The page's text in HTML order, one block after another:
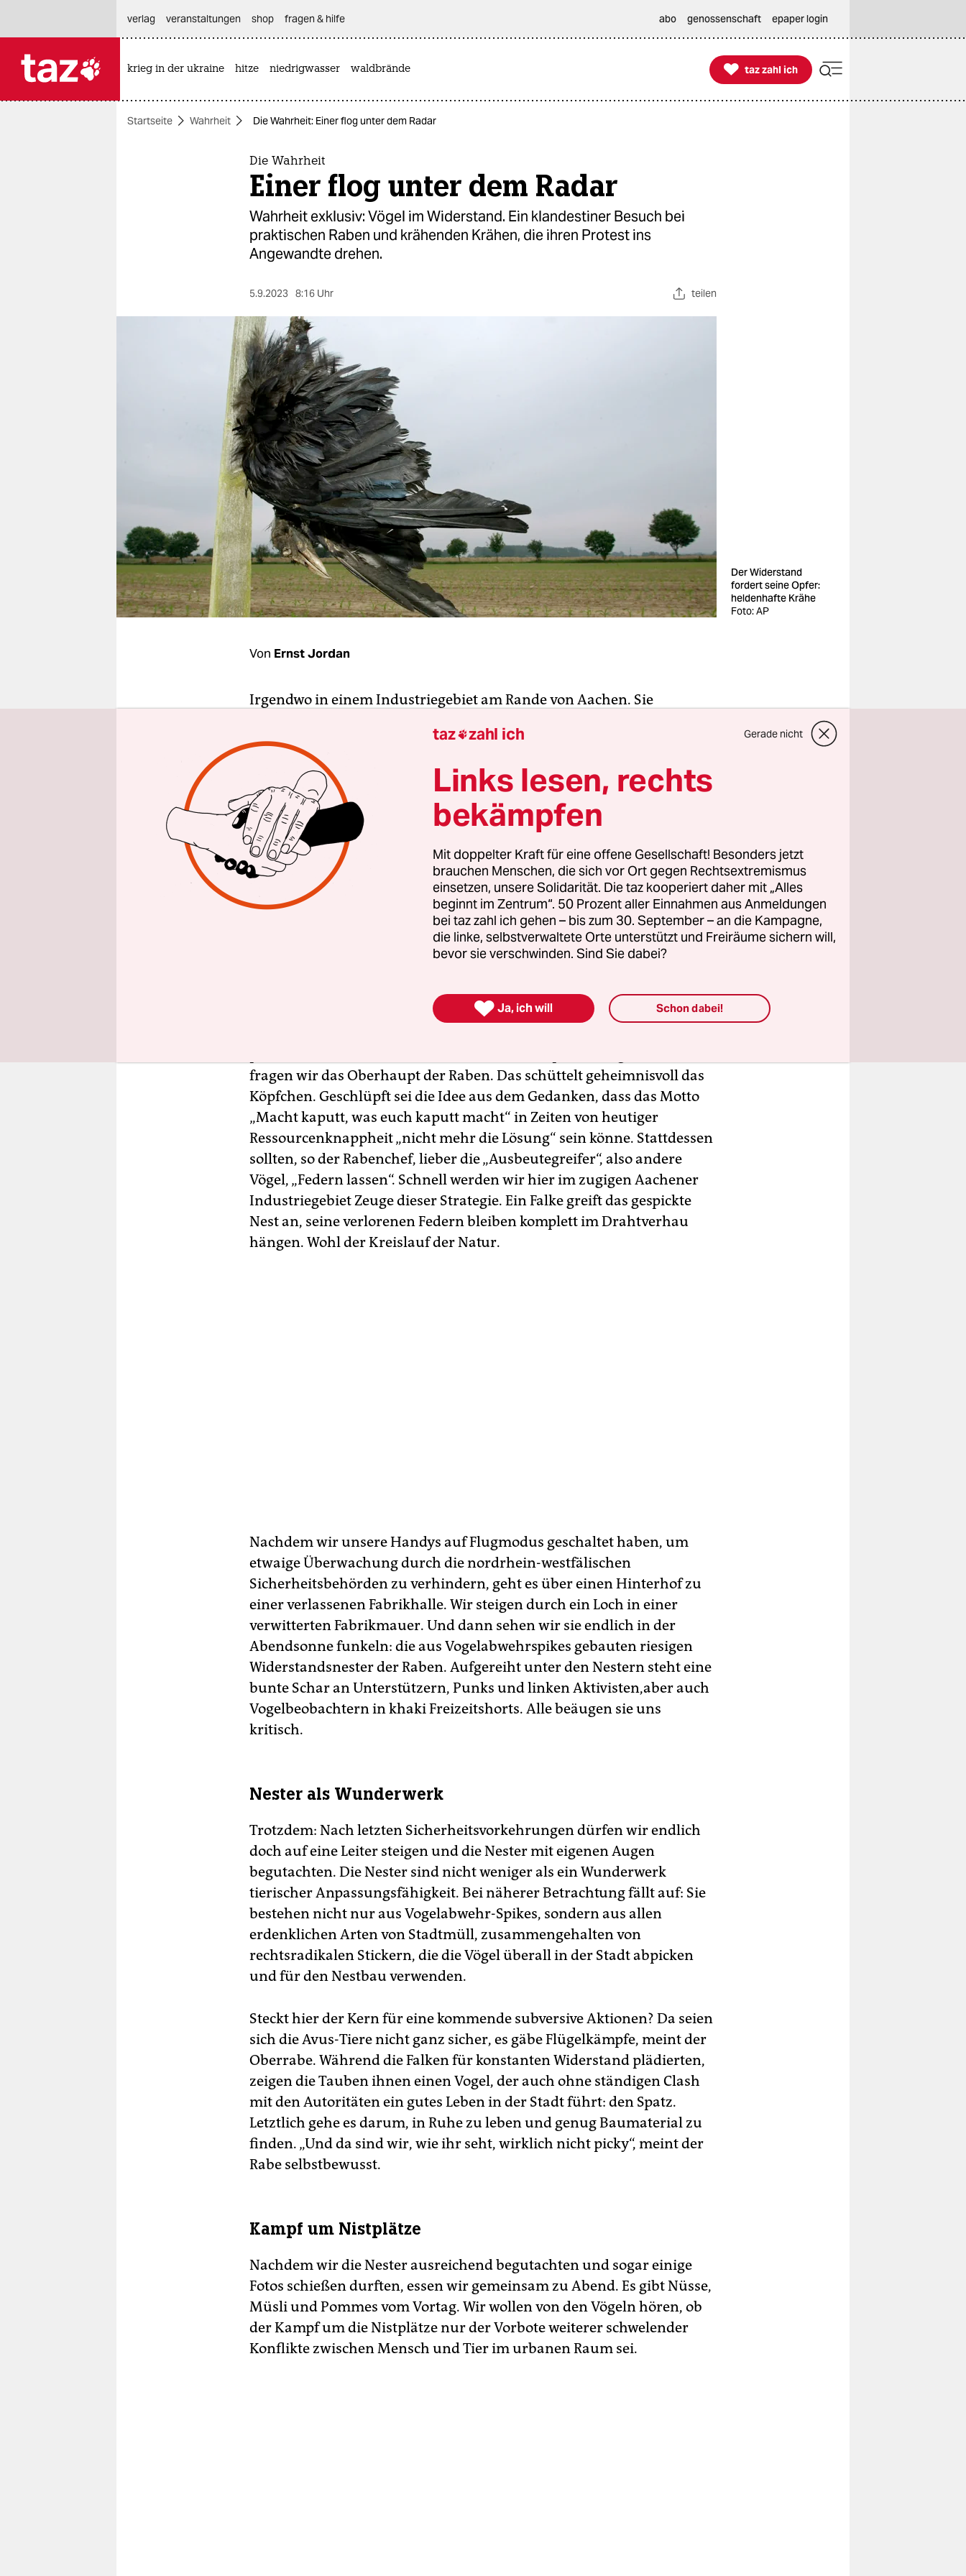
themen
fragen & hilfe
unterstützen
abo
genossenschaft
verlag
veranstaltungen shop fragen & hilfe abo genossenschaft epaper login
krieg in der ukraine hitze niedrigwasser waldbrände 
taz zahl ich
taz zahl ich
Startseite Wahrheit Die Wahrheit: Einer flog unter dem Radar
Die Wahrheit
Einer flog unter dem Radar
Wahrheit exklusiv: Vögel im Widerstand. Ein klandestiner Besuch bei
praktischen Raben und krähenden Krähen, die ihren Protest ins
Angewandte drehen.
5.9.2023 8:16 Uhr teilen
Der Widerstand
fordert seine Opfer:
heldenhafte Krähe
Foto: AP
Von Ernst Jordan
Irgendwo in einem Industrie­gebiet am Rande von Aachen. Sie
Widerständler dürfen wir hier nicht verraten. Das ist die Bedingung
für unseren Besuch bei diesem ganz besonderen Vogelschlag – Raben,
die sich wehren. Denn wo andere Vögel aus Protest gegen
Energieverschwendung aktivistisch sinnlos gegen einfachverglaste
Fenster fliegen oder sich ihre Wut beim Scheißen auf Auto­dächer
erschöpft, drehen die Aachener Raben den Protest ins Angewandte: Sie
bauen aus Vogelabwehrspießen Nester. Weshalb sie bereits nach
eigenen Angaben ins Fadenkreuz der nordrhein-westfälischen
Sicherheitsorgane geraten sind.
Entsprechend schwierig gestaltet sich im Vorfeld unseres
Messenger Pidgin für ein Treffen. Denn die klandestinen Raben lassen
sich eben nur äußerst ungern in die Karten schauen. „Aus
fragen wir das Oberhaupt der Raben. Das schüttelt geheimnisvoll das
Köpfchen. Geschlüpft sei die Idee aus dem Gedanken, dass das Motto
„Macht kaputt, was euch kaputt macht“ in Zeiten von heutiger
Ressourcenknappheit „nicht mehr die Lösung“ sein könne. Stattdessen
sollten, so der Rabenchef, lieber die „Ausbeutegreifer“, also andere
Vögel, „Federn lassen“. Schnell werden wir hier im zugigen Aachener
Industrie­gebiet Zeuge dieser Strategie. Ein Falke greift das gespickte
Nest an, seine verlorenen Federn bleiben komplett im Drahtverhau
hängen. Wohl der Kreislauf der Natur.
Nachdem wir unsere Handys auf Flugmodus geschaltet haben, um
etwaige Überwachung durch die nordrhein-westfälischen
Sicherheitsbehörden zu verhindern, geht es über einen Hinterhof zu
einer verlassenen Fabrikhalle. Wir steigen durch ein Loch in einer
verwitterten Fabrikmauer. Und dann sehen wir sie endlich in der
Abendsonne funkeln: die aus Vogelabwehrspikes gebauten riesigen
Widerstandsnester der Raben. Aufgereiht unter den Nestern steht eine
bunte Schar an Unterstützern, Punks und linken Aktivisten,aber auch
Vogel­beobachtern in khaki Freizeitshorts. Alle beäugen sie uns
kritisch.
Nester als Wunderwerk
Trotzdem: Nach letzten Sicherheitsvorkehrungen dürfen wir endlich
doch auf eine Leiter steigen und die Nester mit eigenen Augen
begutachten. Die Nester sind nicht weniger als ein Wunderwerk
tierischer Anpassungsfähigkeit. Bei näherer Betrachtung fällt auf: Sie
bestehen nicht nur aus Vogelabwehr-Spikes, sondern aus allen
erdenklichen Arten von Stadtmüll, zusammengehalten von
rechtsradikalen Stickern, die die Vögel überall in der Stadt ab­picken
und für den Nestbau verwenden.
Steckt hier der Kern für eine kommende subversive Aktionen? Da seien
sich die Avus-Tiere nicht ganz sicher, es gäbe Flügelkämpfe, meint der
Oberrabe. Während die Falken für konstanten Widerstand plädierten,
zeigen die Tauben ihnen einen Vogel, der auch ohne ständigen Clash
mit den Autoritäten ein gutes Leben in der Stadt führt: den Spatz.
Letztlich gehe es darum, in Ruhe zu leben und genug Baumaterial zu
finden. „Und da sind wir, wie ihr seht, wirklich nicht picky“, meint der
Rabe selbstbewusst.
Kampf um Nistplätze
Nachdem wir die Nester ausreichend begutachten und sogar einige
Fotos schießen durften, essen wir gemeinsam zu Abend. Es gibt Nüsse,
Müsli und Pommes vom Vortag. Wir wollen von den Vögeln hören, ob
der Kampf um die Nistplätze nur der Vorbote weiterer schwelender
Konflikte zwischen Mensch und Tier im urbanen Raum sei.
taz zahl ich Gerade nicht
Links lesen, rechts
bekämpfen
Mit doppelter Kraft für eine offene Gesellschaft! Besonders jetzt
brauchen Menschen, die sich vor Ort gegen Rechtsextremismus
einsetzen, unsere Solidarität. Die taz kooperiert daher mit „Alles
beginnt im Zentrum“. 50 Prozent aller Einnahmen aus Anmeldungen
bei taz zahl ich gehen – bis zum 30. September – an die Kampagne,
die linke, selbstverwaltete Orte unterstützt und Freiräume sichern will,
bevor sie verschwinden. Sind Sie dabei?
 Ja, ich will Schon dabei!